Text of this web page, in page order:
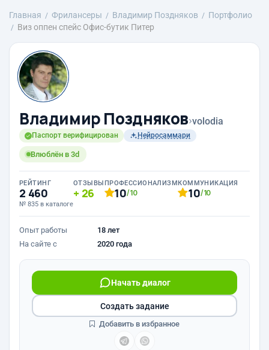
Главная Фрилансеры Владимир Поздняков
Портфолио
Виз оппен спейс Офис-бутик Питер
Владимир Поздняков›volodia
Паспорт верифицирован Нейросаммари
Влюблён в 3d
РЕЙТИНГ
2 460
№ 835 в каталоге
ОТЗЫВЫ
26
ПРОФЕССИОНАЛИЗМ
10/10
КОММУНИКАЦИЯ
10/10
Опыт работы
18 лет
На сайте с
2020 года
Начать диалог
Создать задание
Добавить в избранное